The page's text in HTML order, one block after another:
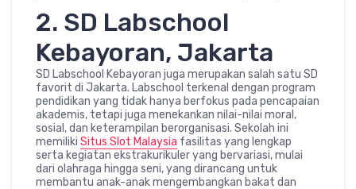
2. SD Labschool
Kebayoran, Jakarta
SD Labschool Kebayoran juga merupakan salah satu SD
favorit di Jakarta. Labschool terkenal dengan program
pendidikan yang tidak hanya berfokus pada pencapaian
akademis, tetapi juga menekankan nilai-nilai moral,
sosial, dan keterampilan berorganisasi. Sekolah ini
memiliki Situs Slot Malaysia fasilitas yang lengkap
serta kegiatan ekstrakurikuler yang bervariasi, mulai
dari olahraga hingga seni, yang dirancang untuk
membantu anak-anak mengembangkan bakat dan